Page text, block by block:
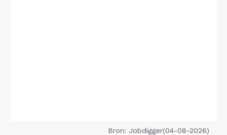
Bron: Jobdigger(04-08-2026)